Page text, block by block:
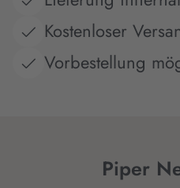
Kostenloser
Vorbestellung
Piper